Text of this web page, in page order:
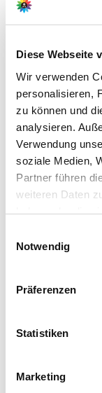
Diese Webseite
Wir verwenden
personalisieren,
zu können und
analysieren.
Verwendung
soziale Medien,
Partner führen
weiteren Daten
haben oder die
betätigen Sie
Notwendig
Präferenzen
Statistiken
Marketing
Intensiv
Mehrjährig
Kräuterbeet
Lieferumfang
Hersteller/
Co KG
Webseite: https://